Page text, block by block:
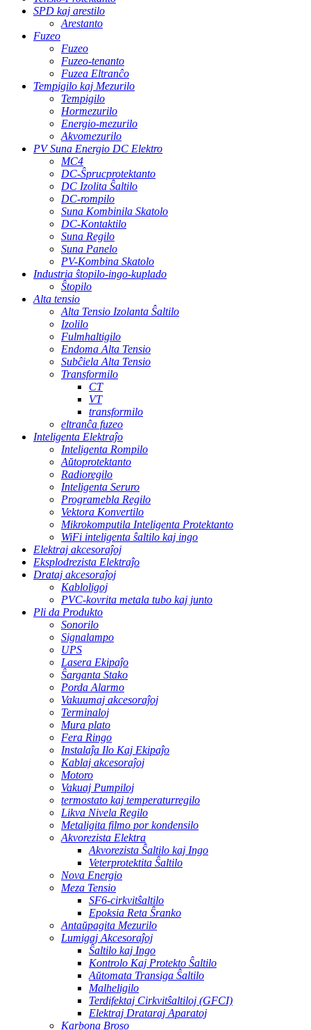
SPD kaj arestilo
Arestanto
Fuzeo
Fuzeo
Fuzeo-tenanto
Fuzea Eltranĉo
Tempigilo kaj Mezurilo
Tempigilo
Hormezurilo
Energio-mezurilo
Akvomezurilo
PV Suna Energio DC Elektro
MC4
DC-Ŝprucprotektanto
DC Izolita Ŝaltilo
DC-rompilo
Suna Kombinila Skatolo
DC-Kontaktilo
Suna Regilo
Suna Panelo
PV-Kombina Skatolo
Industria ŝtopilo-ingo-kuplado
Ŝtopilo
Alta tensio
Alta Tensio Izolanta Ŝaltilo
Izolilo
Fulmhaltigilo
Endoma Alta Tensio
Subĉiela Alta Tensio
Transformilo
CT
VT
transformilo
eltranĉa fuzeo
Inteligenta Elektraĵo
Inteligenta Rompilo
Aŭtoprotektanto
Radioregilo
Inteligenta Seruro
Programebla Regilo
Vektora Konvertilo
Mikrokomputila Inteligenta Protektanto
WiFi inteligenta ŝaltilo kaj ingo
Elektraj akcesoraĵoj
Eksplodrezista Elektraĵo
Drataj akcesoraĵoj
Kabloligoj
PVC-kovrita metala tubo kaj junto
Pli da Produkto
Sonorilo
Signalampo
UPS
Lasera Ekipaĵo
Ŝarganta Stako
Porda Alarmo
Vakuumaj akcesoraĵoj
Terminaloj
Mura plato
Fera Ringo
Instalaĵa Ilo Kaj Ekipaĵo
Kablaj akcesoraĵoj
Motoro
Vakuaj Pumpiloj
termostato kaj temperaturregilo
Likva Nivela Regilo
Metaligita filmo por kondensilo
Akvorezista Elektra
Akvorezista Ŝaltilo kaj Ingo
Veterprotektita Ŝaltilo
Nova Energio
Meza Tensio
SF6-cirkvitŝaltilo
Epoksia Reta Ŝranko
Antaŭpagita Mezurilo
Lumigaj Akcesoraĵoj
Ŝaltilo kaj Ingo
Kontrolo Kaj Protekto Ŝaltilo
Aŭtomata Transiga Ŝaltilo
Malheligilo
Terdifektaj Cirkvitŝaltiloj (GFCI)
Elektraj Drataraj Aparatoj
Karbona Broso